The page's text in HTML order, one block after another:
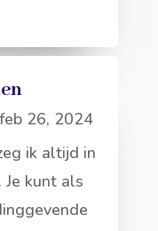
feb 26, 2024
ik altijd in
kunt als